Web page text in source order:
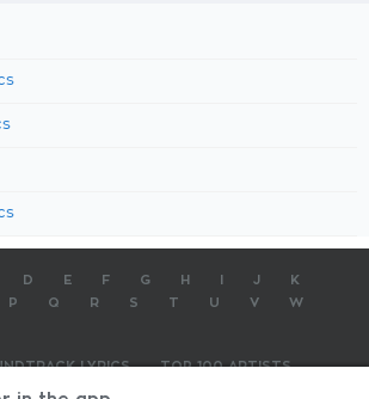
D E F G H J
K
P Q R S T U V
W
LYRICS
TOP 100 ARTISTS